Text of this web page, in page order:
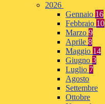
2026
Gennaio 16
Febbraio 10
Marzo 9
Aprile 8
Maggio 14
Giugno 3
Luglio 7
Agosto
Settembre
Ottobre